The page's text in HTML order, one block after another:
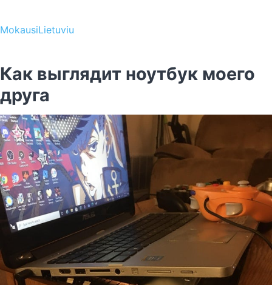
MokausiLietuviu
Как выглядит ноутбук моего
друга